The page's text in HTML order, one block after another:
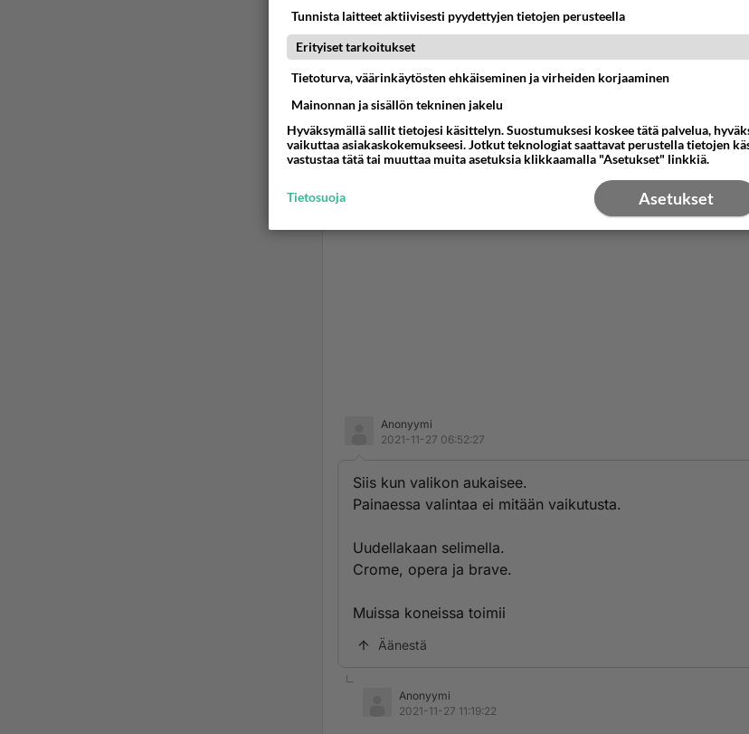
Anonyymi
2021-11-27 06:52:27
Siis kun valikon aukaisee.
Painaessa valintaa ei mitään vaikutusta.
Uudellakaan selimella.
Crome, opera ja brave.
Muissa koneissa toimii
Äänestä
Anonyymi
2021-11-27 11:19:22
Tunnista laitteet aktiivisesti pyydettyjen tietojen perusteella
Erityiset tarkoitukset
Tietoturva, väärinkäytösten ehkäiseminen ja virheiden korjaaminen
Mainonnan ja sisällön tekninen jakelu
Hyväksymällä sallit tietojesi käsittelyn. Suostumuksesi koskee tätä palvelua,
vaikuttaa asiakaskokemukseesi. Jotkut teknologiat saattavat perustella tietojen
vastustaa tätä tai muuttaa muita asetuksia klikkaamalla "Asetukset" linkkiä.
Asetukset
Tietosuoja